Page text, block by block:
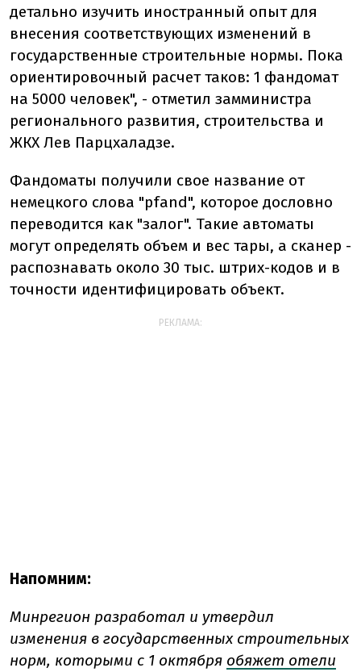
детально изучить иностранный опыт для
внесения соответствующих изменений в
государственные строительные нормы. Пока
ориентировочный расчет таков: 1 фандомат
на 5000 человек", - отметил замминистра
регионального развития, строительства и
ЖКХ Лев Парцхаладзе.
Фандоматы получили свое название от
немецкого слова "pfand", которое дословно
переводится как "залог". Такие автоматы
могут определять объем и вес тары, а сканер -
распознавать около 30 тыс. штрих-кодов и в
точности идентифицировать объект.
РЕКЛАМА:
Напомним:
Минрегион разработал и утвердил
изменения в государственных строительных
норм, которыми с 1 октября обяжет отели